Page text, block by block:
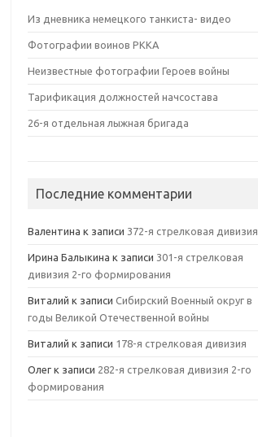
Из дневника немецкого танкиста- видео
Фотографии воинов РККА
Неизвестные фотографии Героев войны
Тарификация должностей начсостава
26-я отдельная лыжная бригада
Последние комментарии
Валентина к записи 372-я стрелковая дивизия
Ирина Балыкина к записи 301-я стрелковая
дивизия 2-го формирования
Виталий к записиСибирский Военный округ в
годы Великой Отечественной войны
Виталий к записи 178-я стрелковая дивизия
Олег к записи 282-я стрелковая дивизия 2-го
формирования